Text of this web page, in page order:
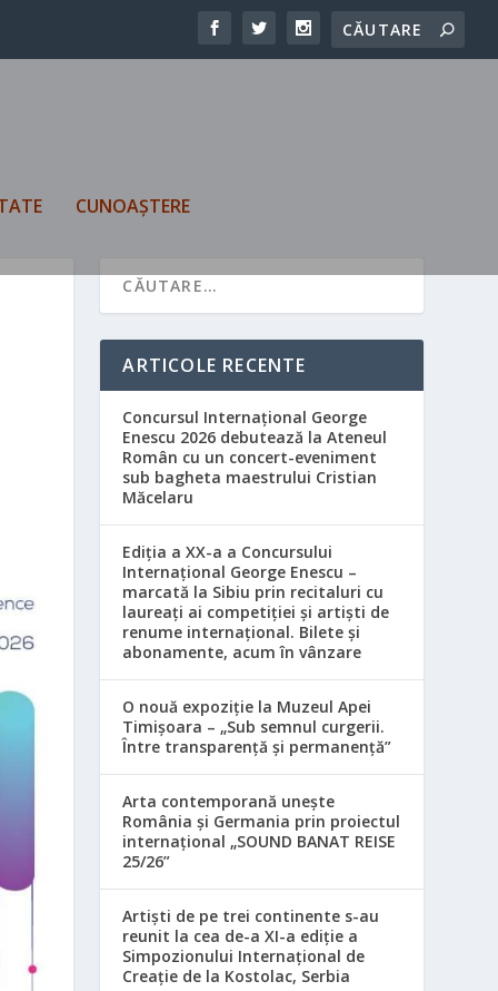
CUNOAȘTERE
ARTICOLE RECENTE
Concursul Internațional George
Enescu 2026 debutează la Ateneul
Român cu un concert-eveniment
sub bagheta maestrului Cristian
Măcelaru
Ediția a XX-a a Concursului
Internațional George Enescu –
marcată la Sibiu prin recitaluri cu
laureați ai competiției și artiști de
renume internațional. Bilete și
abonamente, acum în vânzare
O nouă expoziție la Muzeul Apei
Timișoara – „Sub semnul curgerii.
Între transparență și permanență”
Arta contemporană unește
România și Germania prin proiectul
internațional „SOUND BANAT REISE
25/26”
Artiști de pe trei continente s-au
reunit la cea de-a XI-a ediție a
Simpozionului Internațional de
Creație de la Kostolac, Serbia